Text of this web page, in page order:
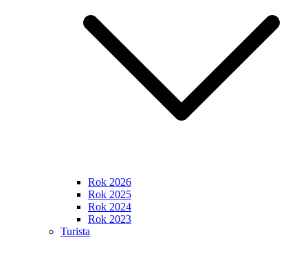
Rok 2026
Rok 2025
Rok 2024
Rok 2023
Turista